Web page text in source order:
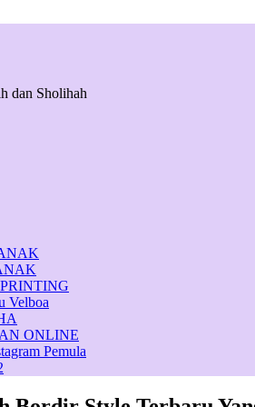
dan Sholihah
Velboa
ONLINE
Pemula